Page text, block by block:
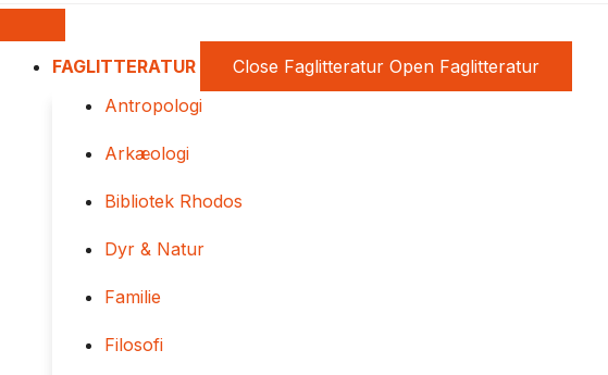
FAGLITTERATUR Close Faglitteratur Open Faglitteratur
Antropologi
Arkæologi
Bibliotek Rhodos
Dyr & Natur
Familie
Filosofi